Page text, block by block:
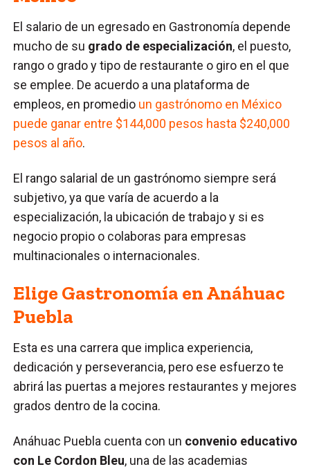
El salario de un egresado en Gastronomía depende
mucho de su grado de especialización, el puesto,
rango o grado y tipo de restaurante o giro en el que
se emplee. De acuerdo a una plataforma de
empleos, en promedio un gastrónomo en México
puede ganar entre $144,000 pesos hasta $240,000
pesos al año.
El rango salarial de un gastrónomo siempre será
subjetivo, ya que varía de acuerdo a la
especialización, la ubicación de trabajo y si es
negocio propio o colaboras para empresas
multinacionales o internacionales.
Elige Gastronomía en Anáhuac
Puebla
Esta es una carrera que implica experiencia,
dedicación y perseverancia, pero ese esfuerzo te
abrirá las puertas a mejores restaurantes y mejores
grados dentro de la cocina.
Anáhuac Puebla cuenta con un convenio educativo
con Le Cordon Bleu, una de las academias